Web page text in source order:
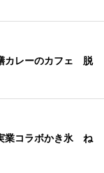
カレーのカフェ 脱
業コラボかき氷 ね